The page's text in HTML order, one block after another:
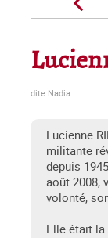
dite Nadia
Lucienne
militante
depuis
août 2008,
volonté,
Elle était la